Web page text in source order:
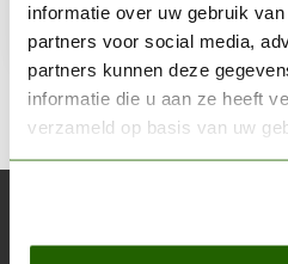
informatie over uw gebruik
partners voor social media,
partners kunnen deze
informatie die u aan ze heeft
verzameld op basis van uw
Blijf op de hoogte